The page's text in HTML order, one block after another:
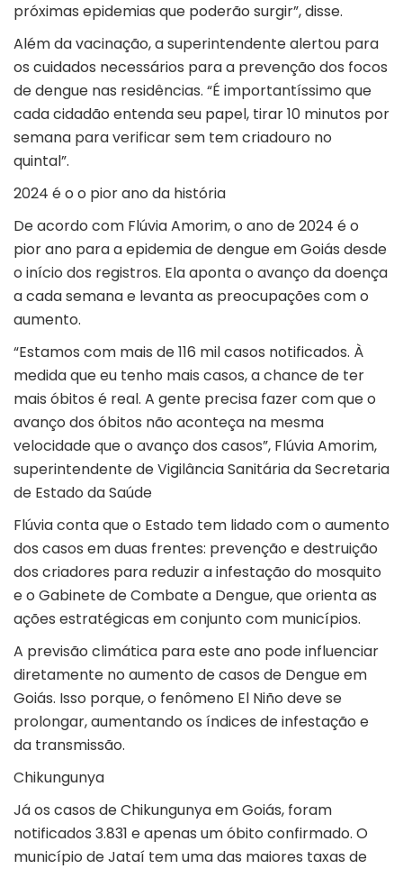
próximas epidemias que poderão surgir”, disse.
Além da vacinação, a superintendente alertou para
os cuidados necessários para a prevenção dos focos
de dengue nas residências. “É importantíssimo que
cada cidadão entenda seu papel, tirar 10 minutos por
semana para verificar sem tem criadouro no
quintal”.
2024 é o o pior ano da história
De acordo com Flúvia Amorim, o ano de 2024 é o
pior ano para a epidemia de dengue em Goiás desde
o início dos registros. Ela aponta o avanço da doença
a cada semana e levanta as preocupações com o
aumento.
“Estamos com mais de 116 mil casos notificados. À
medida que eu tenho mais casos, a chance de ter
mais óbitos é real. A gente precisa fazer com que o
avanço dos óbitos não aconteça na mesma
velocidade que o avanço dos casos”, Flúvia Amorim,
superintendente de Vigilância Sanitária da Secretaria
de Estado da Saúde
Flúvia conta que o Estado tem lidado com o aumento
dos casos em duas frentes: prevenção e destruição
dos criadores para reduzir a infestação do mosquito
e o Gabinete de Combate a Dengue, que orienta as
ações estratégicas em conjunto com municípios.
A previsão climática para este ano pode influenciar
diretamente no aumento de casos de Dengue em
Goiás. Isso porque, o fenômeno El Niño deve se
prolongar, aumentando os índices de infestação e
da transmissão.
Chikungunya
Já os casos de Chikungunya em Goiás, foram
notificados 3.831 e apenas um óbito confirmado. O
município de Jataí tem uma das maiores taxas de